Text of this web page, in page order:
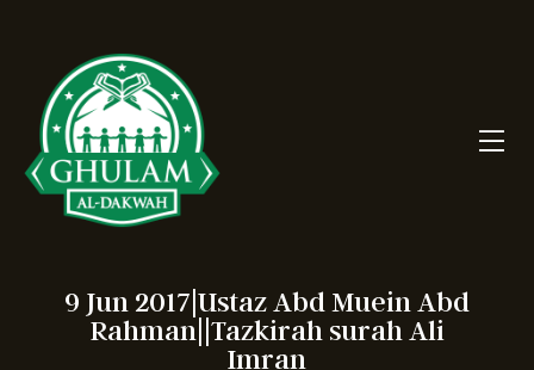
9 Jun 2017|Ustaz Abd Muein Abd
Rahman||Tazkirah surah Ali
Imran